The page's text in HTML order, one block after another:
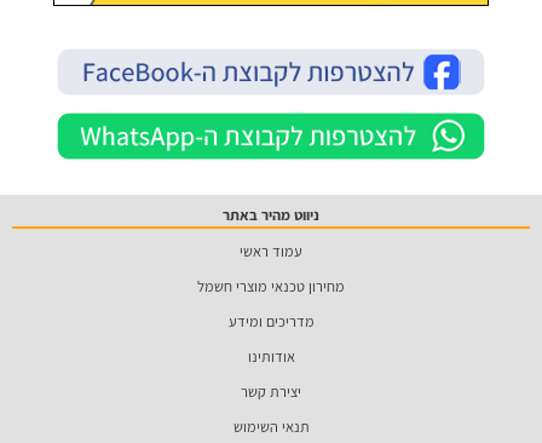
ניווט מהיר באתר
עמוד ראשי
מחירון טכנאי מוצרי חשמל
מדריכים ומידע
אודותינו
יצירת קשר
תנאי השימוש